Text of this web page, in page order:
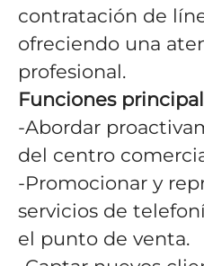
contratación de
ofreciendo una
profesional.
Funciones
-Abordar
del centro
-Promocionar y
servicios de
el punto de venta.